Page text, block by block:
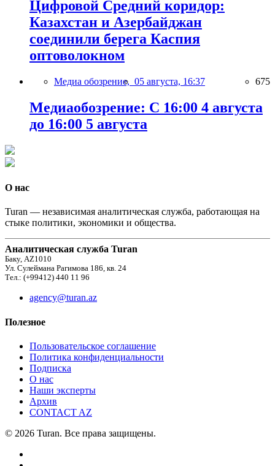
Цифровой Средний коридор:
Казахстан и Азербайджан
соединили берега Каспия
оптоволокном
Медиа обозрение, 05 августа, 16:37 675
Медиаобозрение: С 16:00 4 августа
до 16:00 5 августа
О нас
Turan — независимая аналитическая служба, работающая на
стыке политики, экономики и общества.
Аналитическая служба Turan
Баку, AZ1010
Ул. Сулеймана Рагимова 186, кв. 24
Тел.: (+99412) 440 11 96
agency@turan.az
Полезное
Пользовательское соглашение
Политика конфиденциальности
Подписка
О нас
Наши эксперты
Архив
CONTACT AZ
© 2026 Turan. Все права защищены.